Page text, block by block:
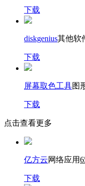
下载
diskgenius其他软
下载
屏幕取色工具图
下载
点击查看更多
亿方云网络应用
下载